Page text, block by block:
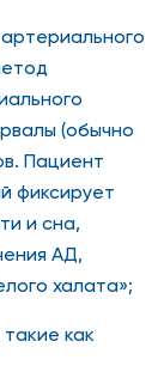
(обычно
Пациент
фиксирует
и сна,
АД,
халата»;
как